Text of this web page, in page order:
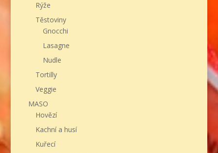
Rýže
Těstoviny
Gnocchi
Lasagne
Nudle
Tortilly
Veggie
MASO
Hovězí
Kachní a husí
Kuřecí